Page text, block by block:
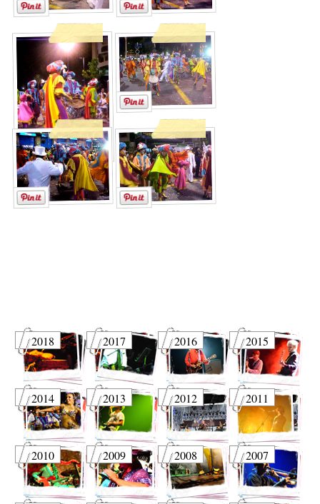
2018 2017 2016 2015
2014 2013 2012 2011
2010 2009 2008 2007